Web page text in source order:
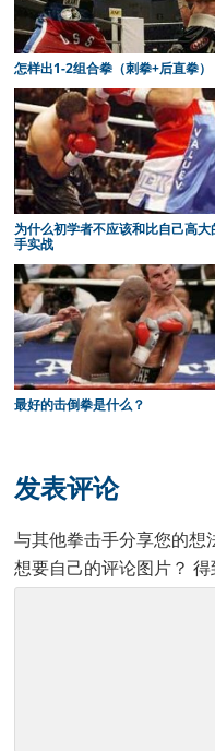
怎样出1-2组合拳（刺拳+后直拳）
为什么初学者不应该和比自己高大
手实战
最好的击倒拳是什么？
Interactions
发表评论
与其他拳击手分享您的想
想要自己的评论图片？ 得